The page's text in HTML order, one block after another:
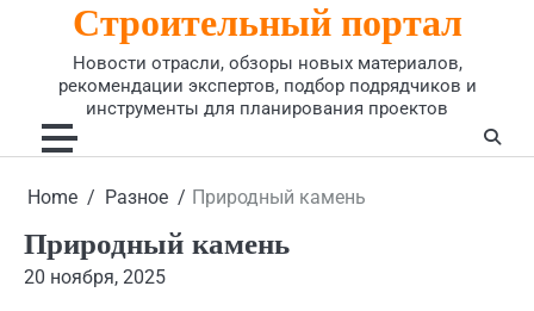
Строительный портал
Новости отрасли, обзоры новых материалов,
рекомендации экспертов, подбор подрядчиков и
инструменты для планирования проектов
Home Разное Природный камень
Природный камень
20 ноября, 2025